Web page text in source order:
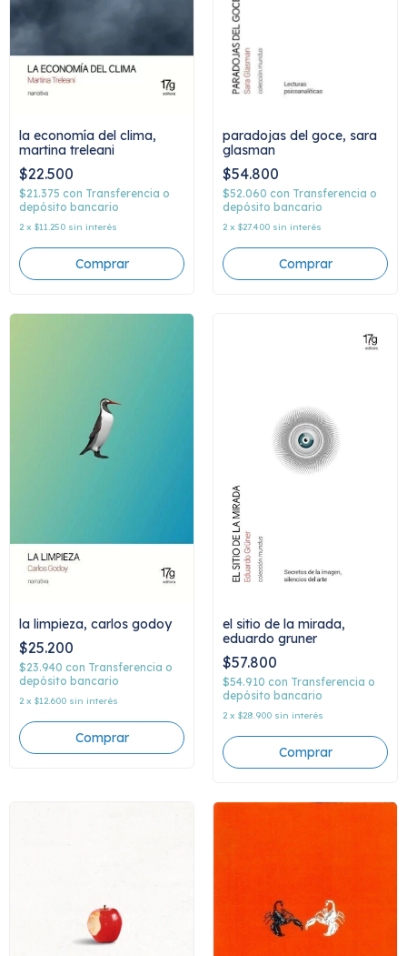
la economía del clima,
martina treleani
$22.500
$21.375 con Transferencia o
depósito bancario
2 x $11.250 sin interés
paradojas del goce, sara
glasman
$54.800
$52.060 con Transferencia o
depósito bancario
2 x $27.400 sin interés
la limpieza, carlos godoy
$25.200
$23.940 con Transferencia o
depósito bancario
2 x $12.600 sin interés
el sitio de la mirada,
eduardo gruner
$57.800
$54.910 con Transferencia o
depósito bancario
2 x $28.900 sin interés